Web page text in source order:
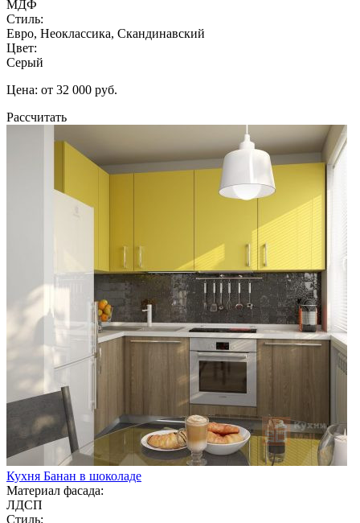
МДФ
Стиль:
Евро, Неоклассика, Скандинавский
Цвет:
Серый
Цена: от 32 000 руб.
Рассчитать
Кухня Банан в шоколаде
Материал фасада:
ЛДСП
Стиль: